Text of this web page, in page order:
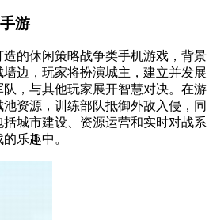
游
的休闲策略战争类手机游戏，背景
边，玩家将扮演城主，建立并发展
，与其他玩家展开智慧对决。在游
资源，训练部队抵御外敌入侵，同
城市建设、资源运营和实时对战系
乐趣中。